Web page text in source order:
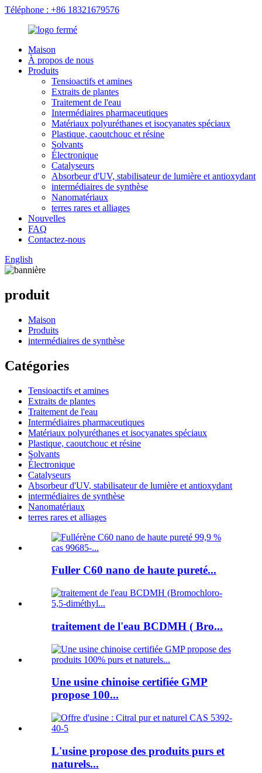
Téléphone : +86 18321679576
Maison
À propos de nous
Produits
Tensioactifs et amines
Extraits de plantes
Traitement de l'eau
Intermédiaires pharmaceutiques
Matériaux polyuréthanes et isocyanates spéciaux
Plastique, caoutchouc et résine
Solvants
Électronique
Catalyseurs
Absorbeur d'UV, stabilisateur de lumière et antioxydant
intermédiaires de synthèse
Nanomatériaux
terres rares et alliages
Nouvelles
FAQ
Contactez-nous
English
produit
Maison
Produits
intermédiaires de synthèse
Catégories
Tensioactifs et amines
Extraits de plantes
Traitement de l'eau
Intermédiaires pharmaceutiques
Matériaux polyuréthanes et isocyanates spéciaux
Plastique, caoutchouc et résine
Solvants
Électronique
Catalyseurs
Absorbeur d'UV, stabilisateur de lumière et antioxydant
intermédiaires de synthèse
Nanomatériaux
terres rares et alliages
Fuller C60 nano de haute pureté...
traitement de l'eau BCDMH ( Bro...
Une usine chinoise certifiée GMP
propose 100...
L'usine propose des produits purs et
naturels...